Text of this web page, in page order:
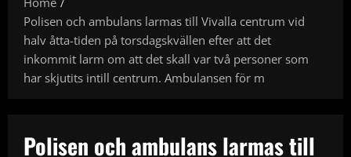
Polisen och ambulans larmas till Vivalla centrum vid
halv åtta-tiden på torsdagskvällen efter att det
inkommit larm om att det skall var två personer som
har skjutits intill centrum. Ambulansen för m
Polisen och ambulans larmas till